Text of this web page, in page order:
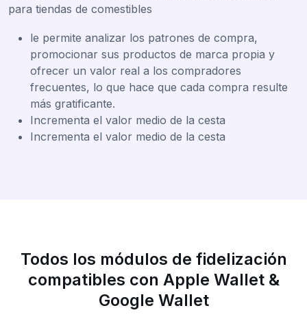
para tiendas de comestibles
le permite analizar los patrones de compra,
promocionar sus productos de marca propia y
ofrecer un valor real a los compradores
frecuentes, lo que hace que cada compra resulte
más gratificante.
Incrementa el valor medio de la cesta
Incrementa el valor medio de la cesta
Todos los módulos de fidelización
compatibles con Apple Wallet &
Google Wallet